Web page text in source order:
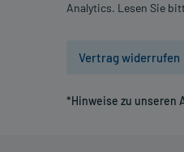
Analytics. Lesen Sie
Vertrag widerrufen
*Hinweise zu unseren